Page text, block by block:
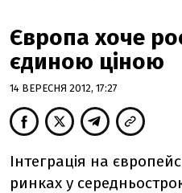
Європа хоче
єдиною ціною
14 ВЕРЕСНЯ 2012, 17:27
Інтеграція на
ринках у